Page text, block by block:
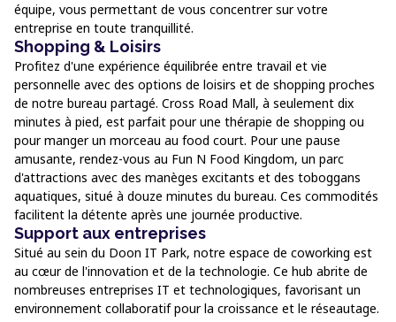
équipe, vous permettant de vous concentrer sur votre
entreprise en toute tranquillité.
Shopping & Loisirs
Profitez d'une expérience équilibrée entre travail et vie
personnelle avec des options de loisirs et de shopping proches
de notre bureau partagé. Cross Road Mall, à seulement dix
minutes à pied, est parfait pour une thérapie de shopping ou
pour manger un morceau au food court. Pour une pause
amusante, rendez-vous au Fun N Food Kingdom, un parc
d'attractions avec des manèges excitants et des toboggans
aquatiques, situé à douze minutes du bureau. Ces commodités
facilitent la détente après une journée productive.
Support aux entreprises
Situé au sein du Doon IT Park, notre espace de coworking est
au cœur de l'innovation et de la technologie. Ce hub abrite de
nombreuses entreprises IT et technologiques, favorisant un
environnement collaboratif pour la croissance et le réseautage.